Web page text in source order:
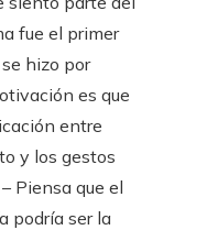
fue el primer
hizo por
es que
entre
y los gestos
Piensa que el
podría ser la